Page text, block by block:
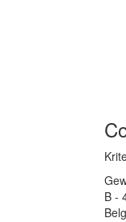
B -